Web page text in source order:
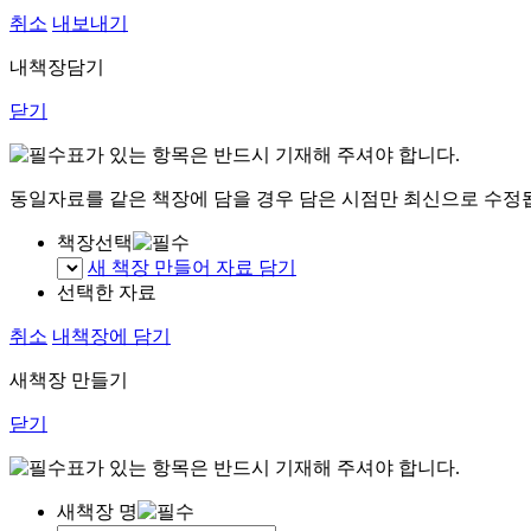
취소 내보내기
내책장담기
닫기
표가 있는 항목은 반드시 기재해 주셔야 합니다.
동일자료를 같은 책장에 담을 경우 담은 시점만 최신으로 수정
책장선택
새 책장 만들어 자료 담기
선택한 자료
취소 내책장에 담기
새책장 만들기
닫기
표가 있는 항목은 반드시 기재해 주셔야 합니다.
새책장 명